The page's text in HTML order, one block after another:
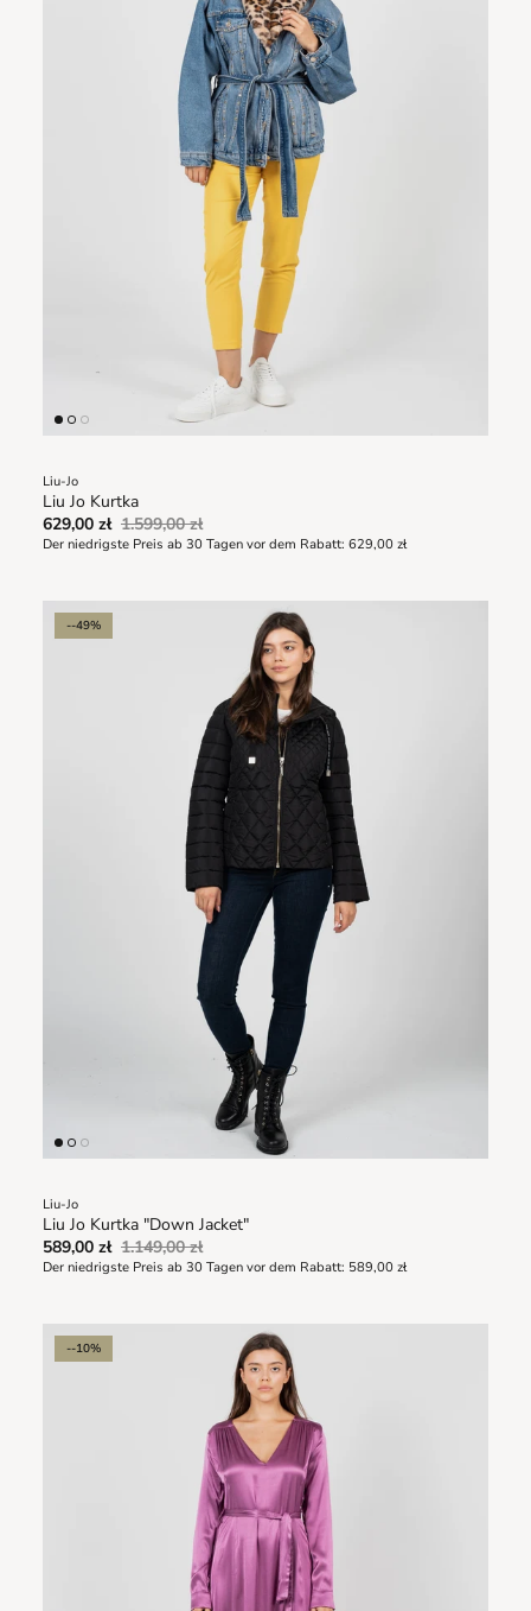
Liu-Jo
Liu Jo Kurtka
629,00 zł 1.599,00 zł
Der niedrigste Preis ab 30 Tagen vor dem Rabatt: 629,00 zł
--49%
Liu-Jo
Liu Jo Kurtka "Down Jacket"
589,00 zł 1.149,00 zł
Der niedrigste Preis ab 30 Tagen vor dem Rabatt: 589,00 zł
--10%